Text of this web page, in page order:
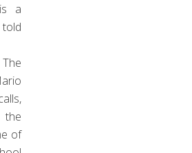
a
of